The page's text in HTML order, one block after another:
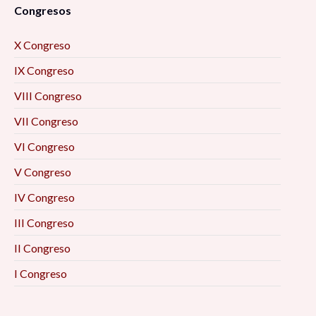
Congresos
X Congreso
IX Congreso
VIII Congreso
VII Congreso
VI Congreso
V Congreso
IV Congreso
III Congreso
II Congreso
I Congreso